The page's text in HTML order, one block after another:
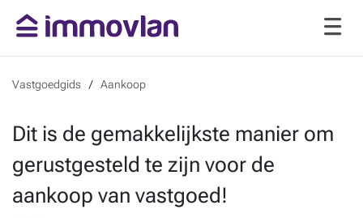
Vastgoedgids Aankoop
Dit is de gemakkelijkste manier om
gerustgesteld te zijn voor de
aankoop van vastgoed!